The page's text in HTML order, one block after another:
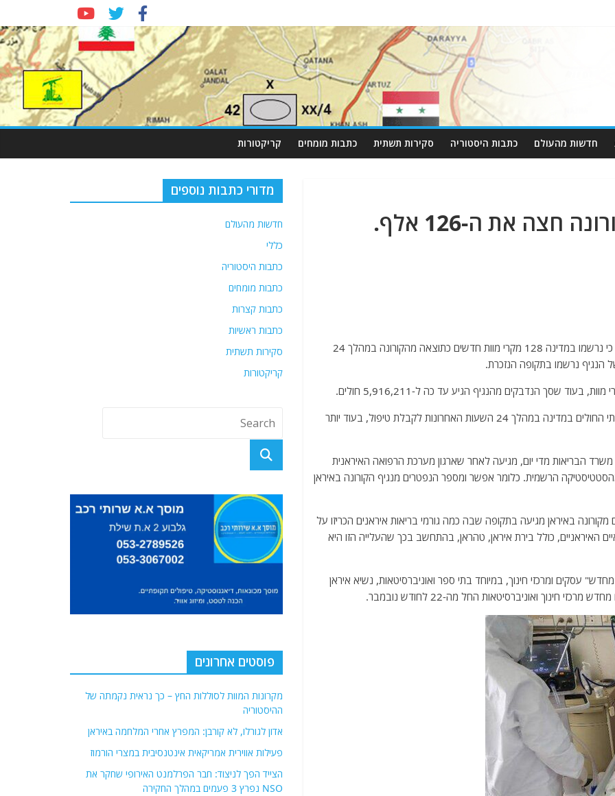
חדשות מהעולם כתבות היסטוריה סקירות תשתית כתבות מומחים קריקטורות
איראן: מספר קורבנות הקורונה חצה את ה-126 אלף.
היום, שבת, 30 באוקטובר, הודיע ​​משרד הבריאות האיראני כי נרשמו במדינה 128 מקרי מוות חדשים כתוצאה מהקורונה במהלך 24
משרד הבריאות האיראני אישר כי 1,100 חולים אושפזו בבתי החולים במדינה במהלך 24 השעות האחרונות לקבלת טיפול, בעוד יותר
הבריאות מדי יום, מגיעה לאחר שארגון מערכת הרפואה האיראנית
בעבר כי הסטטיסטיקה האמיתית גדולה פי 3 עד 4 מהסטטיסטיקה הרשמית. כלומר אפשר ומספר הנפטרים מנגיף הקורונה באיראן
באיראן מגיעה בתקופה שבה כמה גורמי בריאות איראנים הכריזו על
האיראניים, כולל בירת איראן, טהראן, בהתחשב בכך שהעלייה הזו היא
עסקים ומרכזי חינוך, במיוחד בתי ספר ואוניברסיטאות, נשיא איראן
חינוך ואוניברסיטאות החל מה-22 לחודש נובמבר.
מדורי כתבות נוספים
חדשות מהעולם
כללי
כתבות היסטוריה
כתבות מומחים
כתבות קצרות
כתבות ראשיות
סקירות תשתית
קריקטורות
פוסטים אחרונים
מקרונות המוות לסוללות החץ – כך נראית נקמתה של
ההיסטוריה
אדון לגורלו, לא קורבן: המפרץ אחרי המלחמה באיראן
פעילות אווירית אמריקאית אינטנסיבית במצרי הורמוז
הצייד הפך לניצוד: חבר הפרלמנט האירופי שחקר את
NSO נפרץ 3 פעמים במהלך החקירה